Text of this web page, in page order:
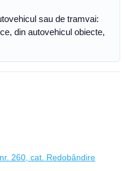
sau de tramvai:
din autovehicul obiecte,
260, cat. Redobândire